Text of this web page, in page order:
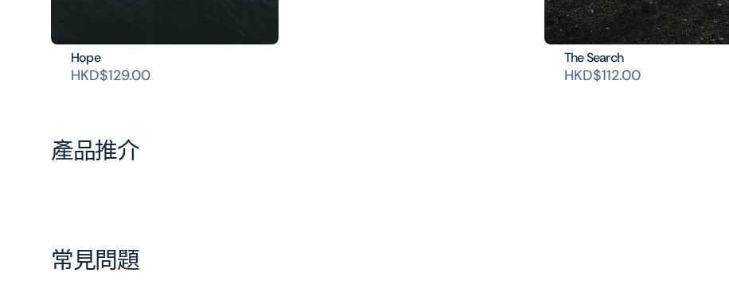
Hope
HKD$129.00
The Search
HKD$112.00
產品推介
常見問題